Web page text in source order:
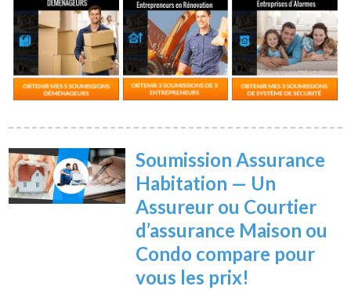
Soumission Assurance
Habitation — Un
Assureur ou Courtier
d’assurance Maison ou
Condo compare pour
vous les prix!